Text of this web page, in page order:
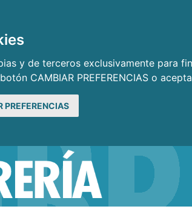
y de terceros exclusivamente para
CAMBIAR PREFERENCIAS o
PREFERENCIAS